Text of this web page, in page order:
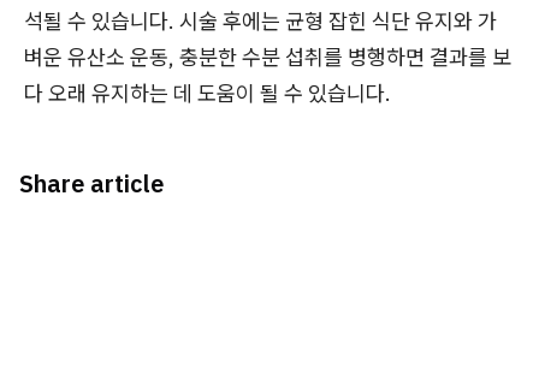
석될 수 있습니다. 시술 후에는 균형 잡힌 식단 유지와 가
벼운 유산소 운동, 충분한 수분 섭취를 병행하면 결과를 보
다 오래 유지하는 데 도움이 될 수 있습니다.
Share article